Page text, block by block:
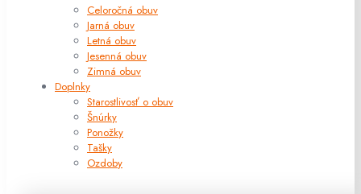
Celoročná obuv
Jarná obuv
Letná obuv
Jesenná obuv
Zimná obuv
Doplnky
Starostlivosť o obuv
Šnúrky
Ponožky
Tašky
Ozdoby